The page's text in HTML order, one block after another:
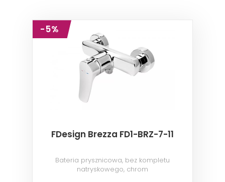
-5%
FDesign Brezza FD1-BRZ-7-11
Bateria prysznicowa, bez kompletu
natryskowego, chrom